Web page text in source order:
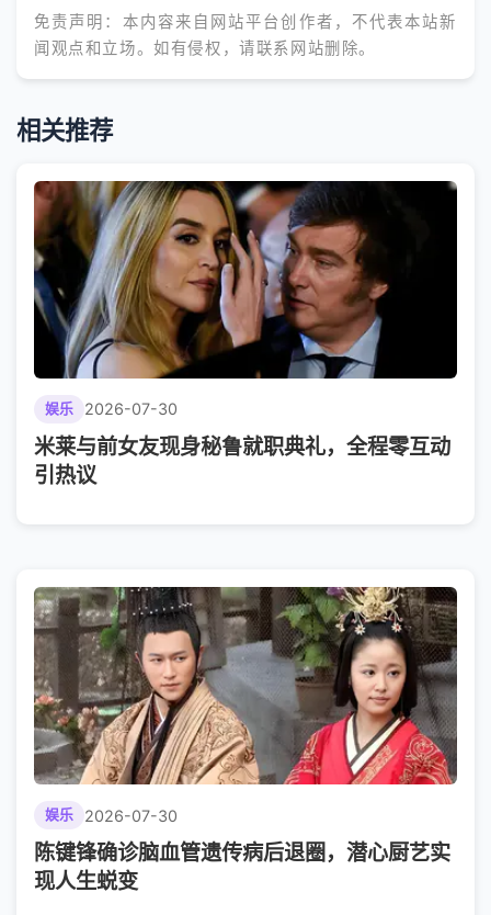
免责声明：本内容来自网站平台创作者，不代表本站新
闻观点和立场。如有侵权，请联系网站删除。
相关推荐
娱乐 2026-07-30
米莱与前女友现身秘鲁就职典礼，全程零互动
引热议
娱乐 2026-07-30
陈键锋确诊脑血管遗传病后退圈，潜心厨艺实
现人生蜕变